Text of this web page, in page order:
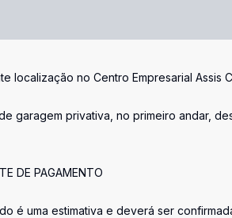
localização no Centro Empresarial Assis
garagem privativa, no primeiro andar,
DE PAGAMENTO
é uma estimativa e deverá ser